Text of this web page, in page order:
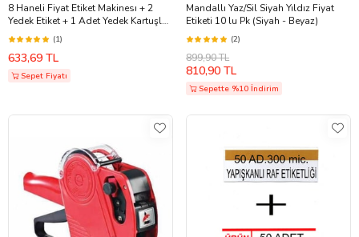
8 Haneli Fiyat Etiket Makinesı + 2
Yedek Etiket + 1 Adet Yedek Kartuşlu
Etiket Basma Makinesi Maknas
(1)
633,69 TL
Sepet Fiyatı
Mandallı Yaz/Sil Siyah Yıldız Fiyat
Etiketi 10 lu Pk (Siyah - Beyaz)
(2)
899,90 TL
810,90 TL
Sepette %10 İndirim